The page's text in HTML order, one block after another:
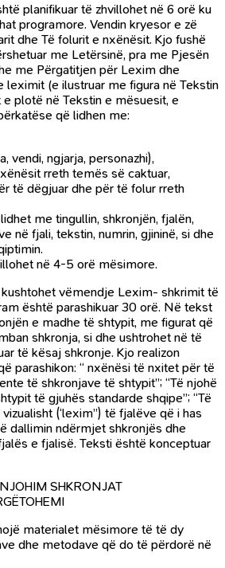
planifikuar të zhvillohet në 6 orë ku
programore. Vendin kryesor e zë
dhe Të folurit e nxënësit. Kjo fushë
me Letërsinë, pra me Pjesën
me Përgatitjen për Lexim dhe
leximit (e ilustruar me figura në Tekstin
plotë në Tekstin e mësuesit, e
që lidhen me:
vendi, ngjarja, personazhi),
rreth temës së caktuar,
të dëgjuar dhe për të folur rreth
me tingullin, shkronjën, fjalën,
në fjali, tekstin, numrin, gjininë, si dhe
në 4-5 orë mësimore.
vëmendje Lexim- shkrimit të
është parashikuar 30 orë. Në tekst
e madhe të shtypit, me figurat që
shkronja, si dhe ushtrohet në të
të kësaj shkronje. Kjo realizon
parashikon: “ nxënësi të nxitet për të
të shkronjave të shtypit”; “Të njohë
të gjuhës standarde shqipe”; “Të
(‘lexim”) të fjalëve që i has
dallimin ndërmjet shkronjës dhe
e fjalisë. Teksti është konceptuar
SHKRONJAT
materialet mësimore të të dy
dhe metodave që do të përdorë në